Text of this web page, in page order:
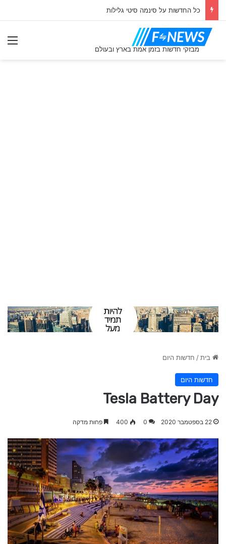
כל החדשות על סינמה סיטי גלילות
בית/ חדשות היום
חדשות היום
Tesla Battery Day
22 בספטמבר 2020 0
400 פחות מדקה